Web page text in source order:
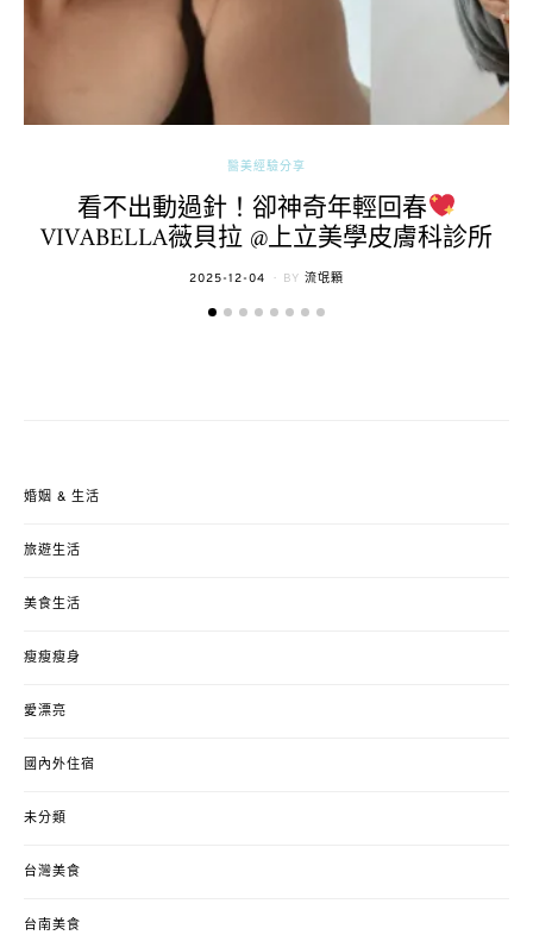
醫美經驗分享
看不出動過針！卻神奇年輕回春
VIVABELLA薇貝拉 @上立美學皮膚科診所
POSTED
2025-12-04 BY 流氓顆
婚姻 & 生活
旅遊生活
美食生活
瘦瘦瘦身
愛漂亮
國內外住宿
未分類
台灣美食
台南美食